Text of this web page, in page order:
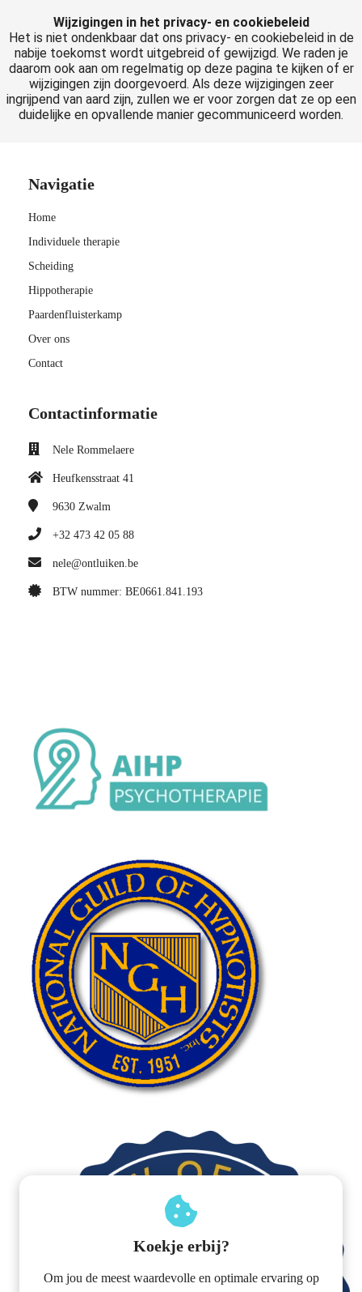
Wijzigingen in het privacy- en cookiebeleid
Het is niet ondenkbaar dat ons privacy- en cookiebeleid in de
nabije toekomst wordt uitgebreid of gewijzigd. We raden je
daarom ook aan om regelmatig op deze pagina te kijken of er
wijzigingen zijn doorgevoerd. Als deze wijzigingen zeer
ingrijpend van aard zijn, zullen we er voor zorgen dat ze op een
duidelijke en opvallende manier gecommuniceerd worden.
Navigatie
Home
Individuele therapie
Scheiding
Hippotherapie
Paardenfluisterkamp
Over ons
Contact
Contactinformatie
Nele Rommelaere
Heufkensstraat 41
9630 Zwalm
+32 473 42 05 88
nele@ontluiken.be
BTW nummer: BE0661.841.193
Koekje erbij?
Om jou de meest waardevolle en optimale ervaring op